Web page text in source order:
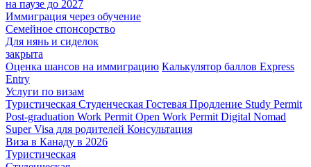
на паузе до 2027
Иммиграция через обучение
Семейное спонсорство
Для нянь и сиделок
закрыта
Оценка шансов на иммиграцию Калькулятор баллов Express
Entry
Услуги по визам
Туристическая Студенческая Гостевая Продление Study Permit
Post-graduation Work Permit Open Work Permit Digital Nomad
Super Visa для родителей Консультация
Виза в Канаду в 2026
Туристическая